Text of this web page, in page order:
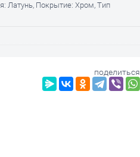
Латунь, Покрытие: Хром, Тип
поделиться